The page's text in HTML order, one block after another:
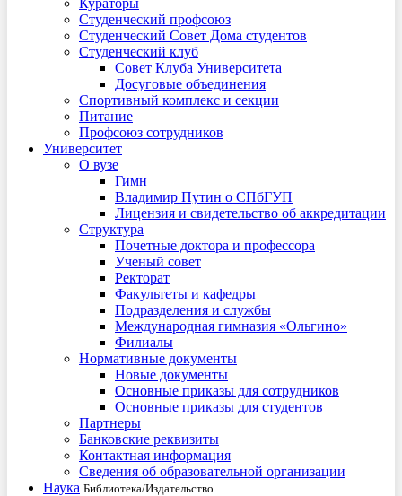
Кураторы
Студенческий профсоюз
Студенческий Совет Дома студентов
Студенческий клуб
Совет Клуба Университета
Досуговые объединения
Спортивный комплекс и секции
Питание
Профсоюз сотрудников
Университет
О вузе
Гимн
Владимир Путин о СПбГУП
Лицензия и свидетельство об аккредитации
Структура
Почетные доктора и профессора
Ученый совет
Ректорат
Факультеты и кафедры
Подразделения и службы
Международная гимназия «Ольгино»
Филиалы
Нормативные документы
Новые документы
Основные приказы для сотрудников
Основные приказы для студентов
Партнеры
Банковские реквизиты
Контактная информация
Сведения об образовательной организации
Наука Библиотека/Издательство